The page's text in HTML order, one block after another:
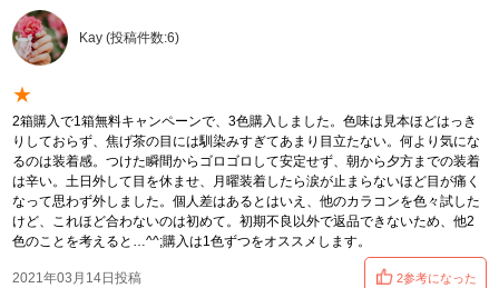
Kay (投稿件数:6)
★
2箱購入で1箱無料キャンペーンで、3色購入しました。色味は見本ほどはっき
りしておらず、焦げ茶の目には馴染みすぎてあまり目立たない。何より気にな
るのは装着感。つけた瞬間からゴロゴロして安定せず、朝から夕方までの装着
は辛い。土日外して目を休ませ、月曜装着したら涙が止まらないほど目が痛く
なって思わず外しました。個人差はあるとはいえ、他のカラコンを色々試した
けど、これほど合わないのは初めて。初期不良以外で返品できないため、他2
色のことを考えると…^^;購入は1色ずつをオススメします。
2021年03月14日投稿 2参考になった